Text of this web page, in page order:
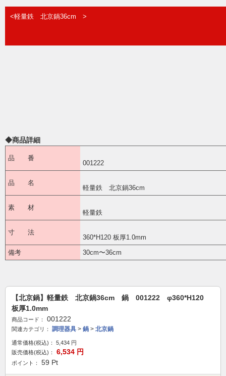
<軽量鉄 北京鍋36cm >
◆商品詳細
品 番
001222
品 名
軽量鉄 北京鍋36cm
素 材
軽量鉄
寸 法
360*H120 板厚1.0mm
備考
30cm〜36cm
【北京鍋】軽量鉄 北京鍋36cm 鍋 001222 φ360*H120
板厚1.0mm
商品コード： 001222
関連カテゴリ： 調理器具 > 鍋 > 北京鍋
通常価格(税込)： 5,434 円
販売価格(税込)：
6,534 円
ポイント： 59 Pt